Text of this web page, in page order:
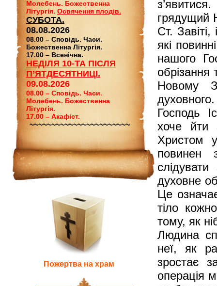
Молебень. Божественна
Літургія. Освячення плодів.
СУБОТА.
08.08.2026
08.00 – Сповідь. Часи.
Божественна Літургія.
17.00 – Всенічна.
НЕДІЛЯ 10-ТА ПІСЛЯ
П’ЯТДЕСЯТНИЦІ.
09.08.2026
08.00 – Сповідь. Часи.
Молебень. Божественна
Літургія.
17.00 – Акафіст.
~~~~~~~~~~~~~~~~~~~~~~~
Пожертва на храм
грядущий
Ст. Завіті,
які
нашого
обрізання
Новому
Господь
хоче йти
Христом
повинен
духовне
Це
тіло
тому, як
Людина
неї, як
зростає
операція